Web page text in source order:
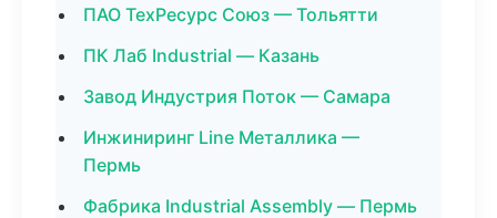
ПАО ТехРесурс Союз — Тольятти
ПК Лаб Industrial — Казань
Завод Индустрия Поток — Самара
Инжиниринг Line Металлика —
Пермь
Фабрика Industrial Assembly — Пермь